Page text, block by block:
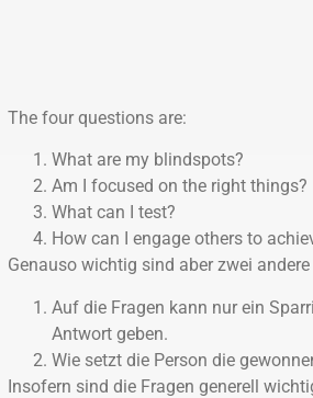
The four questions are:
What are my blindspots?
Am I focused on the right things?
What can I test?
How can I engage others to
Genauso wichtig sind aber zwei andere
Auf die Fragen kann nur ein
Antwort geben.
Wie setzt die Person die
Insofern sind die Fragen generell